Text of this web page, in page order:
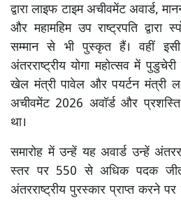
द्वारा लाइफ टाइम अचीवमेंट अवार्ड,
और महामहिम उप राष्ट्रपति द्वारा
सम्मान से भी पुस्कृत हैं। वहीं
अंतरराष्ट्रीय योगा महोत्सव में
खेल मंत्री पावेल और पयर्टन मंत्री
अचीवमेंट 2026 अवॉर्ड और
था।
समारोह में उन्हें यह अवार्ड उन्हें
स्तर पर 550 से अधिक पदक
अंतरराष्ट्रीय पुरस्कार प्राप्त करने